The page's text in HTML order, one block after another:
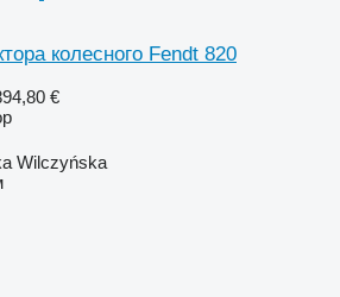
колесного Fendt 820
€
Wilczyńska